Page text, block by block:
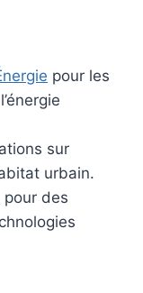
pour les
sur
urbain.
pour des